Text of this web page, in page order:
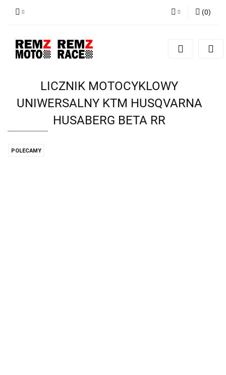
Zarejestruj się
(0)
LICZNIK MOTOCYKLOWY
UNIWERSALNY KTM HUSQVARNA
HUSABERG BETA RR
POLECAMY